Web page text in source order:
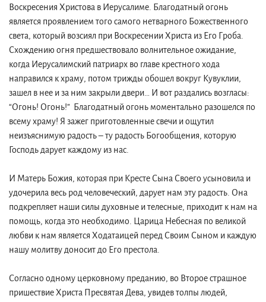
Воскресения Христова в Иерусалиме. Благодатный огонь
является проявлением того самого нетварного Божественного
света, который возсиял при Воскресении Христа из Его Гроба.
Схождению огня предшествовало волнительное ожидание,
когда Иерусалимский патриарх во главе крестного хода
направился к храму, потом трижды обошел вокруг Кувуклии,
зашел в нее и за ним закрыли двери… И вот раздались возгласы:
“Огонь! Огонь!” Благодатный огонь моментально разошелся по
всему храму! Я зажег приготовленные свечи и ощутил
неизъяснимую радость – ту радость Богообщения, которую
Господь дарует каждому из нас.
И Матерь Божия, которая при Кресте Сына Своего усыновила и
удочерила весь род человеческий, дарует нам эту радость. Она
подкрепляет наши силы духовные и телесные, приходит к нам на
помощь, когда это необходимо. Царица Небесная по великой
любви к нам является Ходатаицей перед Своим Сыном и каждую
нашу молитву доносит до Его престола.
Согласно одному церковному преданию, во Второе страшное
пришествие Христа Пресвятая Дева, увидев толпы людей,